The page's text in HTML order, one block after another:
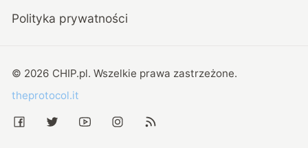
Polityka prywatności
© 2026 CHIP.pl. Wszelkie prawa zastrzeżone.
theprotocol.it